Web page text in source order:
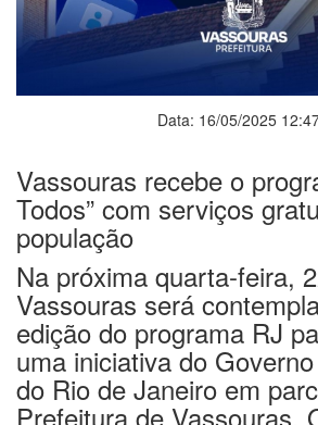
Vassouras recebe o
Todos” com serviços
população
Na próxima quarta-feira,
Vassouras será
edição do programa RJ
uma iniciativa do
do Rio de Janeiro em
Prefeitura de Vassouras.